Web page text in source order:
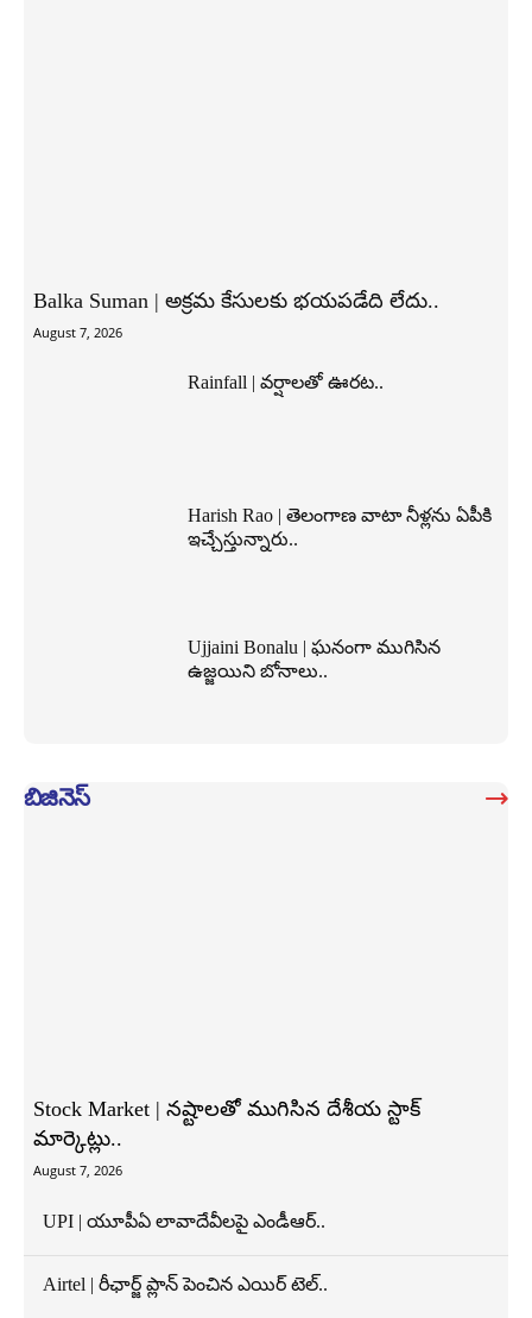
Balka Suman | అక్రమ కేసులకు భయపడేది లేదు..
August 7, 2026
Rainfall | వర్షాలతో ఊరట..
Harish Rao | తెలంగాణ వాటా నీళ్లను ఏపీకి
ఇచ్చేస్తున్నారు..
Ujjaini Bonalu | ఘనంగా ముగిసిన
ఉజ్జయిని బోనాలు..
బిజినెస్
Stock Market | నష్టాలతో ముగిసిన దేశీయ స్టాక్
మార్కెట్లు..
August 7, 2026
UPI | యూపీఏ లావాదేవీలపై ఎండీఆర్..
Airtel | రీఛార్జ్ ప్లాన్ పెంచిన ఎయిర్ టెల్..